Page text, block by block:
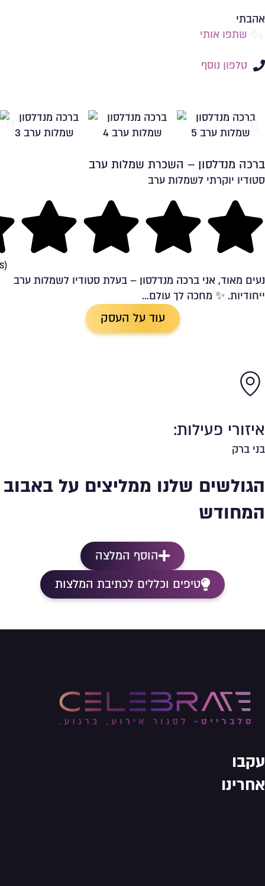
שמירה ברשימת מועדפים
אהבתי
שתפו אותי
טלפון נוסף
ברכה מנדלסון – השכרת שמלות ערב
סטודיו יוקרתי לשמלות ערב
שמירה ברשימת מועדפים
נעים מאוד, אני ברכה מנדלסון – בעלת סטודיו לשמלות ערב
ייחודיות. ✨ מחכה לך עולם...
עוד על העסק
איזורי פעילות:
בני ברק
הגולשים שלנו ממליצים על באבוב
המחודש
הוסף המלצה
טיפים וכללים לכתיבת המלצות
עקבו
אחרינו